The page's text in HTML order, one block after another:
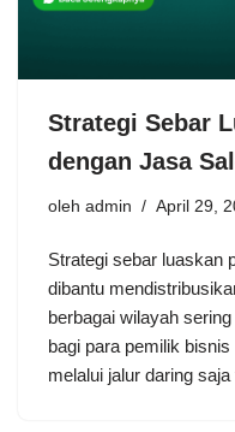
Strategi Sebar
dengan Jasa
oleh admin April 29,
Strategi sebar luaskan
dibantu
berbagai wilayah
bagi para pemilik
melalui jalur daring